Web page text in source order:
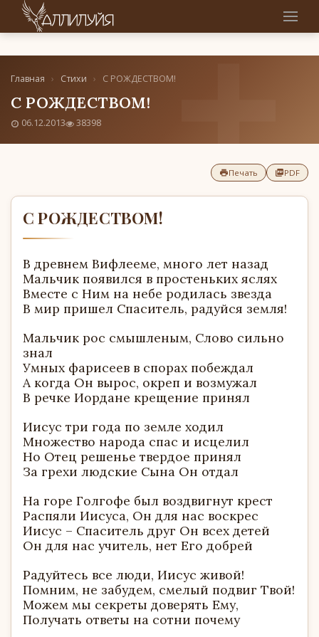
Главная › Стихи › С РОЖДЕСТВОМ!
С РОЖДЕСТВОМ!
06.12.2013 38398
Печать PDF
С РОЖДЕСТВОМ!
В древнем Вифлееме, много лет назад
Мальчик появился в простеньких яслях
Вместе с Ним на небе родилась звезда
В мир пришел Спаситель, радуйся земля!
Мальчик рос смышленым, Слово сильно
знал
Умных фарисеев в спорах побеждал
А когда Он вырос, окреп и возмужал
В речке Иордане крещение принял
Иисус три года по земле ходил
Множество народа спас и исцелил
Но Отец решенье твердое принял
За грехи людские Сына Он отдал
На горе Голгофе был воздвигнут крест
Распяли Иисуса, Он для нас воскрес
Иисус – Спаситель друг Он всех детей
Он для нас учитель, нет Его добрей
Радуйтесь все люди, Иисус живой!
Помним, не забудем, смелый подвиг Твой!
Можем мы секреты доверять Ему,
Получать ответы на сотни почему